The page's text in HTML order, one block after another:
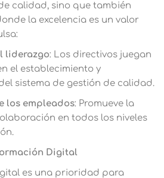
calidad, sino que también
la excelencia es un valor
liderazgo: Los directivos juegan
el establecimiento y
sistema de gestión de calidad.
los empleados: Promueve la
en todos los niveles
Digital
es una prioridad para